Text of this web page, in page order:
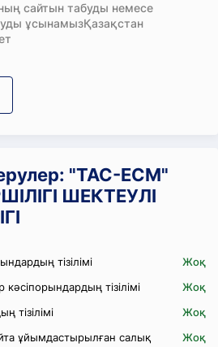
сайтын табуды немесе
ұсынамызҚазақстан
"ТАС-ЕСМ"
ШЕКТЕУЛІ
тізілімі
Жоқ
тізілімі
Жоқ
тізілімі
Жоқ
ұйымдастырылған салық
Жоқ